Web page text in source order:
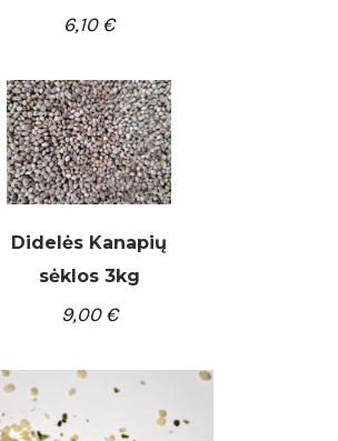
6,10€
Didelės Kanapių
sėklos 3kg
9,00€